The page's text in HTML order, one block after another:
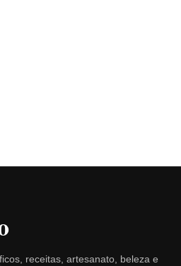
receitas, artesanato, beleza e